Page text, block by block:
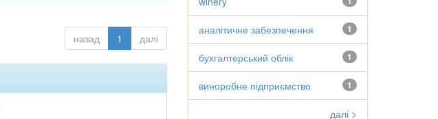
назад 1 далі
1
аналітичне забезпечення
1
бухгалтерський облік
1
виноробне підприємство
далі >